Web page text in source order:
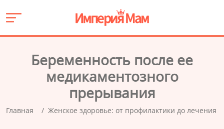
Беременность после ее
медикаментозного
прерывания
Главная Женское здоровье: от профилактики до лечения